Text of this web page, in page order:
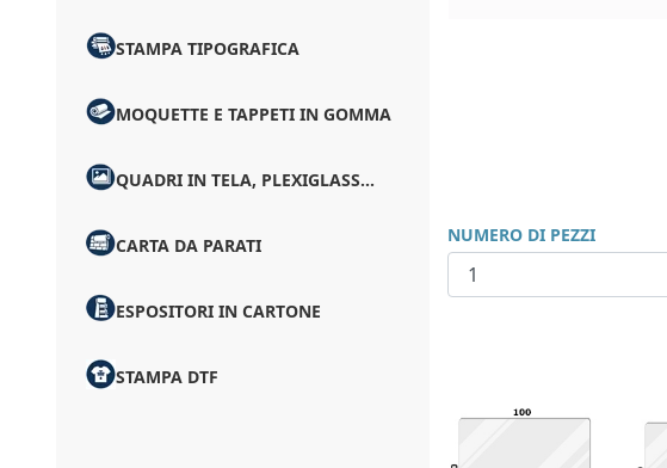
STAMPA TIPOGRAFICA
MOQUETTE E TAPPETI IN GOMMA
QUADRI IN TELA, PLEXIGLASS...
CARTA DA PARATI
ESPOSITORI IN CARTONE
STAMPA DTF
NUMERO DI PEZZI